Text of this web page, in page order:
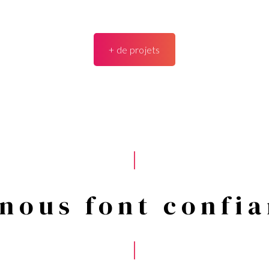
+ de projets
font